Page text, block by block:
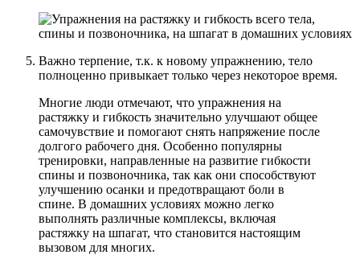
Важно терпение, т.к. к новому упражнению, тело
полноценно привыкает только через некоторое время.
Многие люди отмечают, что упражнения на
растяжку и гибкость значительно улучшают общее
самочувствие и помогают снять напряжение после
долгого рабочего дня. Особенно популярны
тренировки, направленные на развитие гибкости
спины и позвоночника, так как они способствуют
улучшению осанки и предотвращают боли в
спине. В домашних условиях можно легко
выполнять различные комплексы, включая
растяжку на шпагат, что становится настоящим
вызовом для многих.